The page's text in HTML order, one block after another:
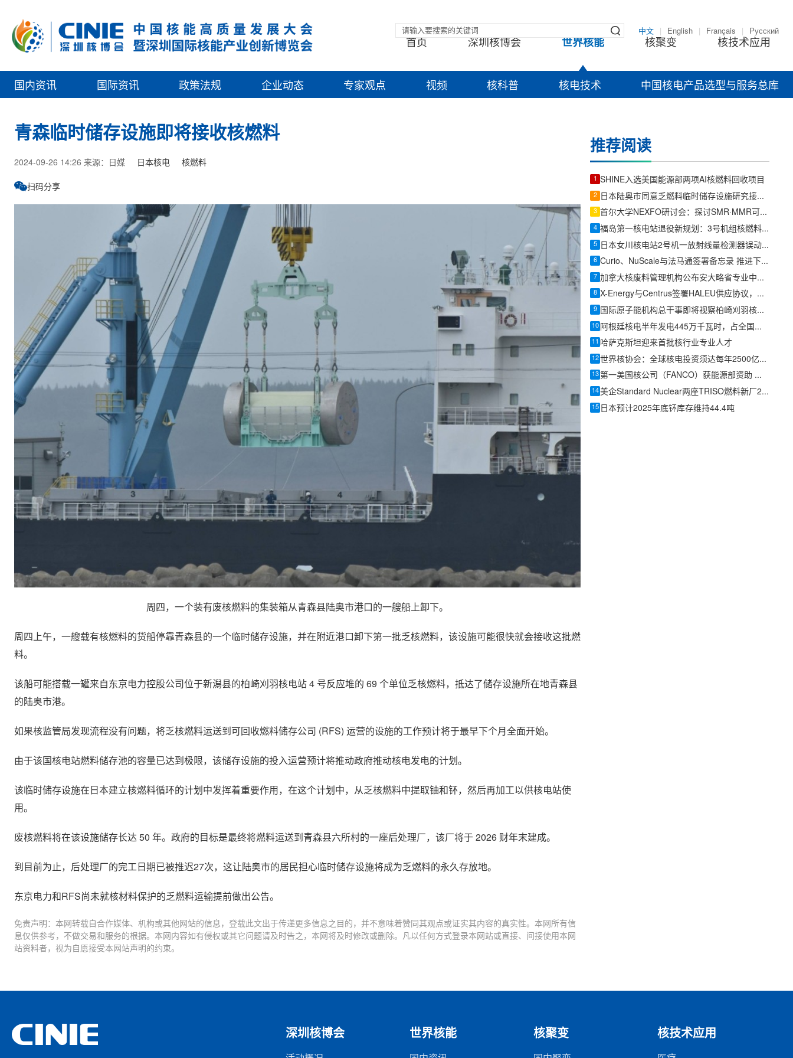
中文 English Français Русский
首页 深圳核博会 世界核能 核聚变 核技术应用
国内资讯 国际资讯 政策法规 企业动态 专家观点 视频 核科普 核电技术 中国核电产品选型与服务总库
青森临时储存设施即将接收核燃料
2024-09-26 14:26 来源：日媒 日本核电 核燃料
扫码分享
周四，一个装有废核燃料的集装箱从青森县陆奥市港口的一艘船上卸下。
周四上午，一艘载有核燃料的货船停靠青森县的一个临时储存设施，并在附近港口卸下第一批乏核燃料，该设施可能很快就会接收这批燃
料。
该船可能搭载一罐来自东京电力控股公司位于新潟县的柏崎刈羽核电站 4 号反应堆的 69 个单位乏核燃料，抵达了储存设施所在地青森县
的陆奥市港。
如果核监管局发现流程没有问题，将乏核燃料运送到可回收燃料储存公司 (RFS) 运营的设施的工作预计将于最早下个月全面开始。
由于该国核电站燃料储存池的容量已达到极限，该储存设施的投入运营预计将推动政府推动核电发电的计划。
该临时储存设施在日本建立核燃料循环的计划中发挥着重要作用，在这个计划中，从乏核燃料中提取铀和钚，然后再加工以供核电站使
用。
废核燃料将在该设施储存长达 50 年。政府的目标是最终将燃料运送到青森县六所村的一座后处理厂，该厂将于 2026 财年末建成。
到目前为止，后处理厂的完工日期已被推迟27次，这让陆奥市的居民担心临时储存设施将成为乏燃料的永久存放地。
东京电力和RFS尚未就核材料保护的乏燃料运输提前做出公告。
免责声明：本网转载自合作媒体、机构或其他网站的信息，登载此文出于传递更多信息之目的，并不意味着赞同其观点或证实其内容的真实性。本网所有信
息仅供参考，不做交易和服务的根据。本网内容如有侵权或其它问题请及时告之，本网将及时修改或删除。凡以任何方式登录本网站或直接、间接使用本网
站资料者，视为自愿接受本网站声明的约束。
推荐阅读
1 SHINE入选美国能源部两项AI核燃料回收项目
2 日本陆奥市同意乏燃料临时储存设施研究接收其他企业燃料
3 首尔大学NEXFO研讨会：探讨SMR·MMR可持续发展解决方案
4 福岛第一核电站退役新规划：3号机组核燃料碎片取出前将优先内部调查
5 日本女川核电站2号机一放射线量检测器误动作，读数数百次异常波动
6 Curio、NuScale与法马通签署备忘录 推进下一代核燃料循环方案
7 加拿大核废料管理机构公布安大略省专业中心最终设计
8 X-Energy与Centrus签署HALEU供应协议，美国先进核燃料供应链提速
9 国际原子能机构总干事即将视察柏崎刈羽核电站
10 阿根廷核电半年发电445万千瓦时，占全国电力7%以上、满足600万人居民用电
11 哈萨克斯坦迎来首批核行业专业人才
12 世界核协会：全球核电投资须达每年2500亿美元，方能支撑2050年三倍装机目标
13 第一美国核公司（FANCO）获能源部资助 加速新型核反应堆研发
14 美企Standard Nuclear两座TRISO燃料新厂2026年内投产，美国独立产能再扩容
15 日本预计2025年底钚库存维持44.4吨
深圳核博会 世界核能 核聚变 核技术应用